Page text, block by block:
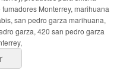
Monterrey, marihuana
san pedro garza marihuana,
garza, 420 san pedro garza